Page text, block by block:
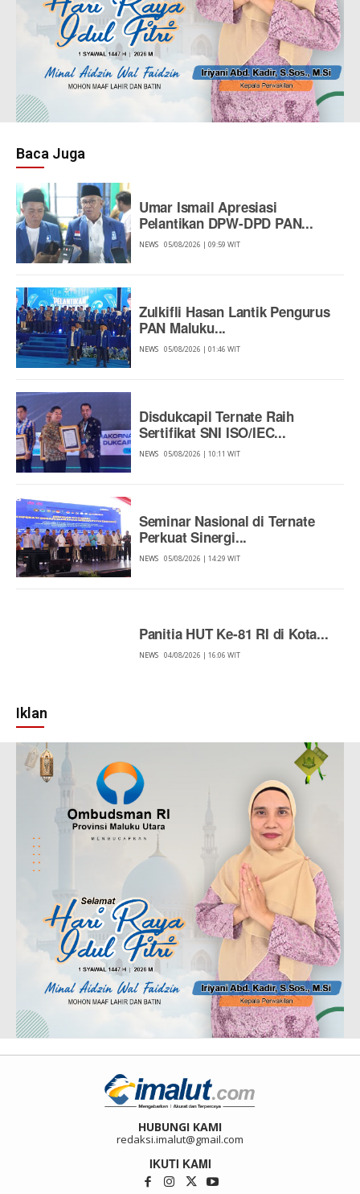
Baca Juga
Umar Ismail Apresiasi
Pelantikan DPW-DPD PAN...
NEWS 05/08/2026 | 09:59 WIT
Zulkifli Hasan Lantik Pengurus
PAN Maluku...
NEWS 05/08/2026 | 01:46 WIT
Disdukcapil Ternate Raih
Sertifikat SNI ISO/IEC...
NEWS 05/08/2026 | 10:11 WIT
Seminar Nasional di Ternate
Perkuat Sinergi...
NEWS 05/08/2026 | 14:29 WIT
Panitia HUT Ke-81 RI di Kota...
NEWS 04/08/2026 | 16:06 WIT
Iklan
HUBUNGI KAMI
redaksi.imalut@gmail.com
IKUTI KAMI